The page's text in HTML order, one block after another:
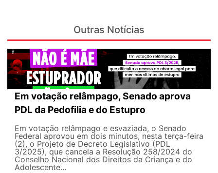
Outras Notícias
Em votação relâmpago, Senado aprova
PDL da Pedofilia e do Estupro
Em votação relâmpago e esvaziada, o Senado
Federal aprovou em dois minutos, nesta terça-feira
(2), o Projeto de Decreto Legislativo (PDL
3/2025), que cancela a Resolução 258/2024 do
Conselho Nacional dos Direitos da Criança e do
Adolescente...